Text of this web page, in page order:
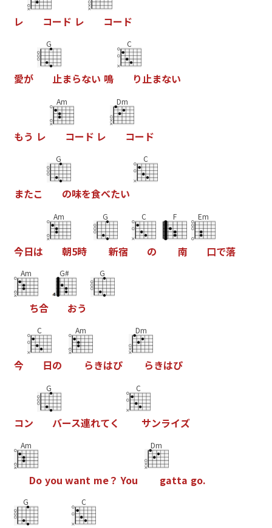
レ コー ド レ コー ド
愛が
G
止まらない 鳴
C
り止まない
もう レ
Am
コー ド レ
Dm
コー ド
またこ
G
の味を食べたい
C
今日は
Am
朝5時
G
新宿
C
の
F
南
Em
口で落
Am
ち合
G#
おう
G
今
C
日の
Am
らきはぴ
Dm
らきはぴ
コン
G
バース連れてく
C
サンライズ
Am
Do you want me？ You
Dm
gatta go.
G C